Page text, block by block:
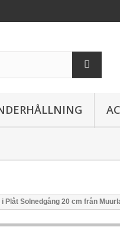
Plåt Solnedgång 20 cm från